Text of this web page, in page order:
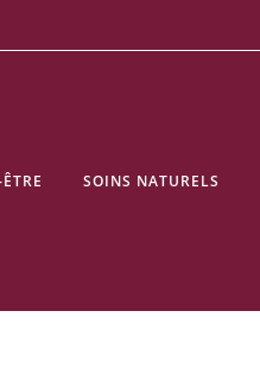
SOINS NATURELS